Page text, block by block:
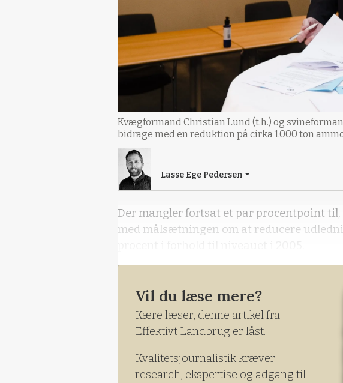
Kvægformand Christian Lund (t.h.) og
bidrage med en reduktion på cirka 1.000 ton
Lasse Ege Pedersen
Der mangler fortsat et par procentpoint
med målsætningen om at reducere
Vil du læse mere?
Kære læser, denne artikel fra
Effektivt Landbrug er låst.
Kvalitetsjournalistik kræver
research, ekspertise og adgang til